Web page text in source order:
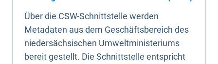
Über die CSW-Schnittstelle werden
Metadaten aus dem Geschäftsbereich des
niedersächsischen Umweltministeriums
bereit gestellt. Die Schnittstelle entspricht